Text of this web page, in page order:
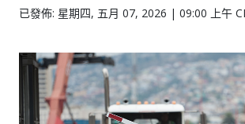
已發佈: 星期四, 五月 07, 2026 | 09:00 上午